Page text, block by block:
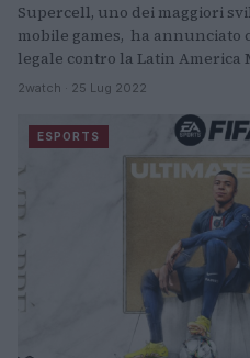
Supercell, uno dei maggiori
mobile games, ha
legale contro la Latin America
2watch · 25 Lug 2022
ESPORTS